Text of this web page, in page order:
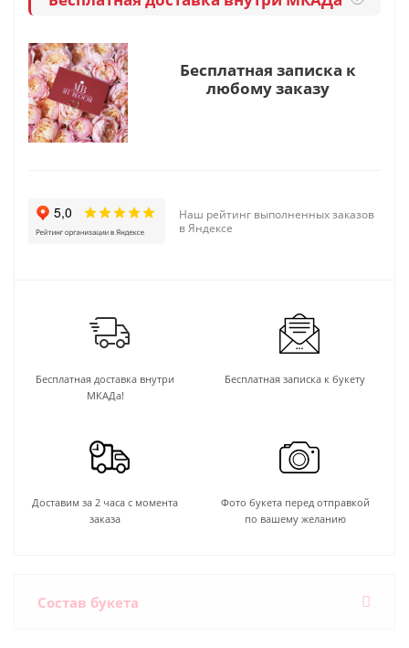
Бесплатная записка к
любому заказу
Наш рейтинг выполненных заказов
в Яндексе
Бесплатная доставка внутри
МКАДа!
Бесплатная записка к букету
Доставим за 2 часа с момента
заказа
Фото букета перед отправкой
по вашему желанию
Состав букета